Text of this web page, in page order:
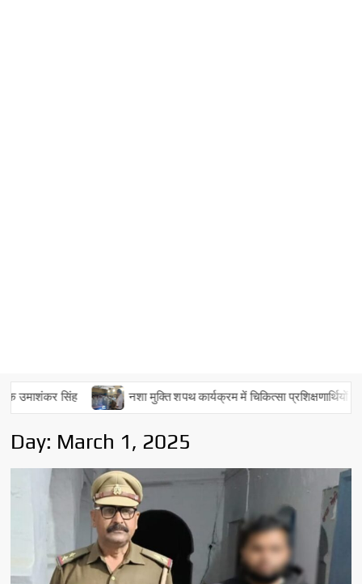
नशा मुक्ति शपथ कार्यक्रम में चिकित्सा प्रशिक्षणार्थियों ने निभाई हिस्सेदारी
Day: March 1, 2025